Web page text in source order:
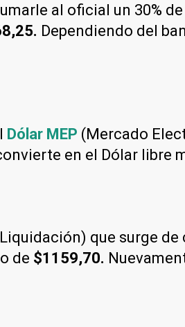
al oficial un 30%
Dependiendo del
Dólar MEP (Mercado
en el Dólar libre
que surge
de $1159,70.